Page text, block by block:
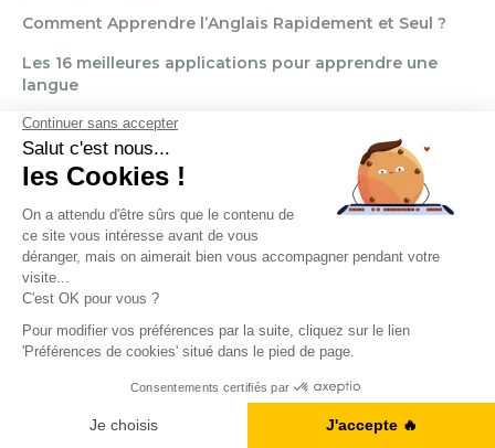
A1, B2, C1... Vous en êtes où ?
Je fais le test
Comment Apprendre l’Anglais Rapidement et Seul ?
Les 16 meilleures applications pour apprendre une
langue
Verbes irréguliers anglais : la liste interactive pour
progresser rapidement
L'Anglais Professionnel : les conseils pour le Maîtriser
Facilement
Tout ce que vous devez savoir pour rédiger un email
en anglais !
NOS FORMATIONS
Formation Anglais Général
Formation Anglais Professionnel